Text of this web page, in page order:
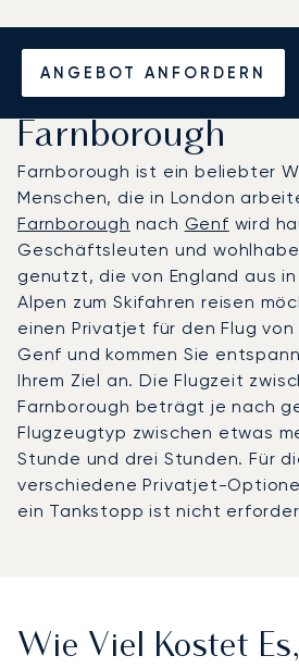
ANGEBOT ANFORDERN
Mieten Sie
zwischen Genf
Farnborough
Farnborough ist ein beliebter
Menschen, die in London
Farnborough nach Genf wird
Geschäftsleuten und
genutzt, die von England aus
Alpen zum Skifahren reisen
einen Privatjet für den Flug
Genf und kommen Sie
Ihrem Ziel an. Die Flugzeit
Farnborough beträgt je nach
Flugzeugtyp zwischen etwas
Stunde und drei Stunden. Für
verschiedene Privatjet-
ein Tankstopp ist nicht
Wie Viel Kostet